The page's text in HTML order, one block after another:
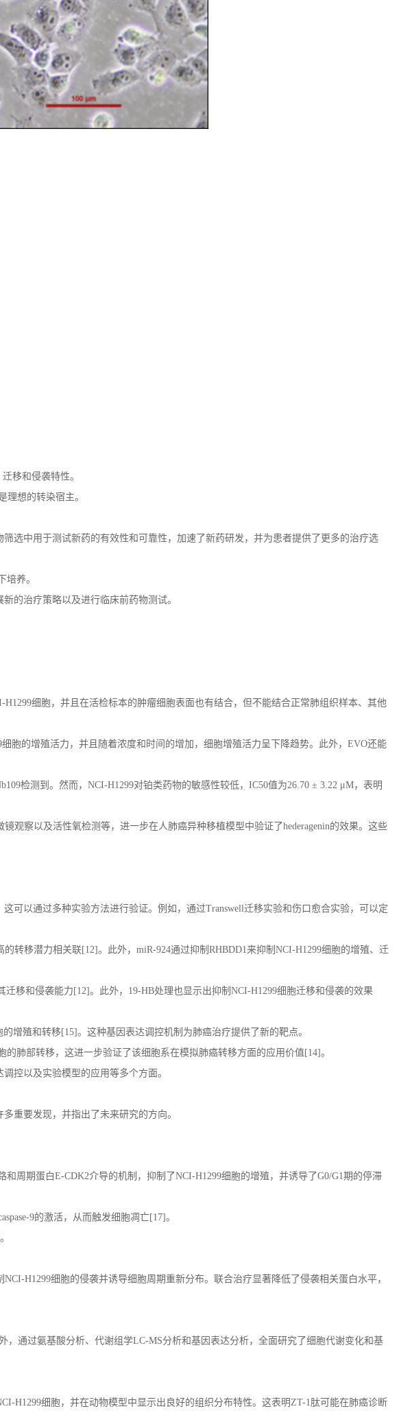
移和侵袭特性。
理想的转染宿主。
选中用于测试新药的有效性和可靠性，加速了新药研发，并为患者提供了更多的治疗选
培养。
的治疗策略以及进行临床前药物测试。
H1299细胞，并且在活检标本的肿瘤细胞表面也有结合，但不能结合正常肺组织样本、其他
细胞的增殖活力，并且随着浓度和时间的增加，细胞增殖活力呈下降趋势。此外， EVO还能
检测到。然而， NCI-H1299对铂类药物的敏感性较低， IC50值为26.70 ± 3.22 μM，表明
观察以及活性氧检测等，进一步在人肺癌异种移植模型中验证了hederagenin的效果。这些
可以通过多种实验方法进行验证。例如，通过Transwell迁移实验和伤口愈合实验，可以定
的转移潜力相关联[12]。此外， miR-924通过抑制 RHBDD1来抑制 NCI-H1299细胞的增殖、迁
迁移和侵袭能力[12]。此外， 19-HB处理也显示出抑制 NCI-H1299细胞迁移和侵袭的效果
的增殖和转移[15]。这种基因表达调控机制为肺癌治疗提供了新的靶点。
的肺部转移，这进一步验证了该细胞系在模拟肺癌转移方面的应用价值[14]。
控以及实验模型的应用等多个方面。
重要发现，并指出了未来研究的方向。
和周期蛋白E-CDK2介导的机制，抑制了NCI-H1299细胞的增殖，并诱导了G0/G1期的停滞
9的激活，从而触发细胞凋亡[17]。
。
NCI-H1299细胞的侵袭并诱导细胞周期重新分布。联合治疗显著降低了侵袭相关蛋白水平，
，通过氨基酸分析、代谢组学LC-MS分析和基因表达分析，全面研究了细胞代谢变化和基
H1299细胞，并在动物模型中显示出良好的组织分布特性。这表明 ZT-1 肽可能在肺癌诊断